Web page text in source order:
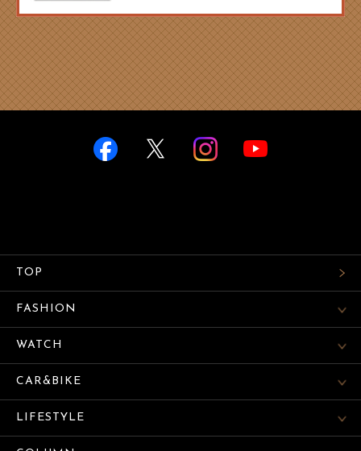
TOP
FASHION
WATCH
CAR&BIKE
LIFESTYLE